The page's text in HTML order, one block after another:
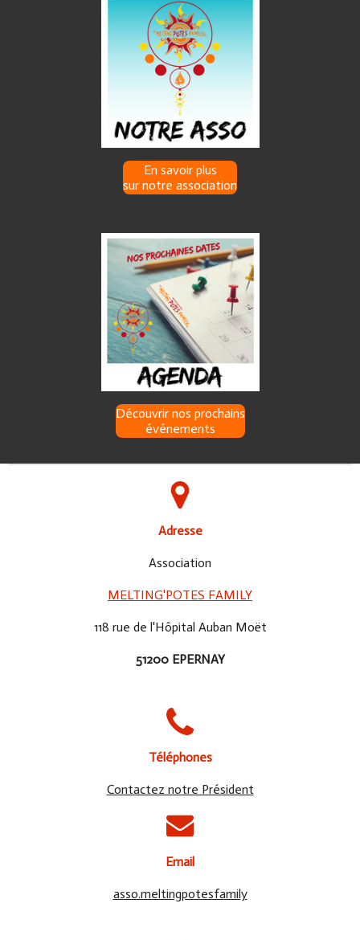
En savoir plus
sur notre association
Découvrir nos prochains
événements
Adresse
Association
MELTING'POTES FAMILY
118 rue de l'Hôpital Auban Moët
51200 EPERNAY
Téléphones
Contactez notre Président
Email
asso.meltingpotesfamily